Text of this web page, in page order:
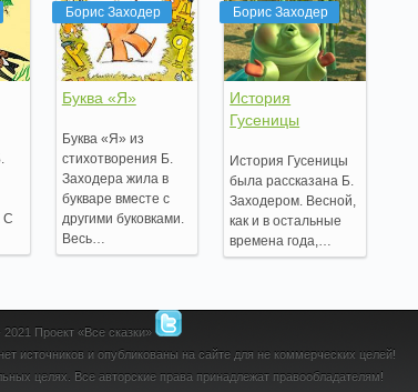
С
Борис Заходер
Буква «Я»
Буква «Я» из
стихотворения Б.
Заходера жила в
букваре вместе с
другими буковками.
Весь…
Борис Заходер
История
Гусеницы
История Гусеницы
была рассказана Б.
Заходером. Весной,
как и в остальные
времена года,…
Проект «Все сказки»
источников и опубликованы на сайте для не коммерческих целей!
целях. Все авторские права принадлежат правообладателям!